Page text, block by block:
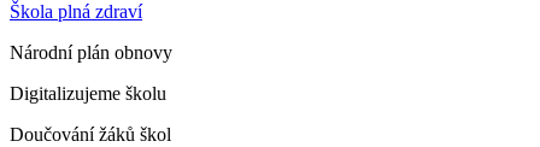
Škola plná zdraví
Národní plán obnovy
Digitalizujeme školu
Doučování žáků škol